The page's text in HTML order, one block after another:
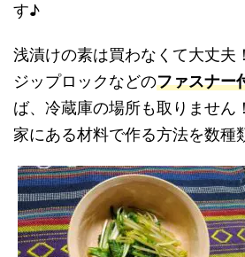
す♪
浅漬けの素は買わなくて大丈夫！
ジップロックなどのファスナー
ば、冷蔵庫の場所も取りません！
家にある材料で作る方法を数種